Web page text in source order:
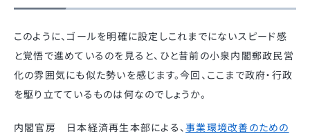
このように、ゴールを明確に設定しこれまでにないスピード感
と覚悟で進めているのを見ると、ひと昔前の小泉内閣郵政民営
化の雰囲気にも似た勢いを感じます。今回、ここまで政府・行政
を駆り立てているものは何なのでしょうか。
内閣官房 日本経済再生本部による、事業環境改善のための